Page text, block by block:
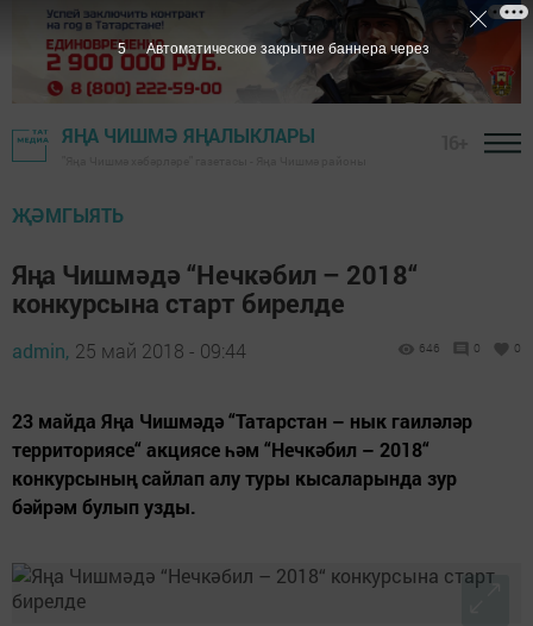
ЯҢА ЧИШМӘ ЯҢАЛЫКЛАРЫ
ҖӘМГЫЯТЬ
Яңа Чишмәдә “Нечкәбил – 2018“
конкурсына старт бирелде
admin, 25 май 2018 - 09:44 646 0 0
23 майда Яңа Чишмәдә “Татарстан – нык гаиләләр
территориясе“ акциясе һәм “Нечкәбил – 2018“
конкурсының сайлап алу туры кысаларында зур
бәйрәм булып узды.
4 Автоматическое закрытие баннера через